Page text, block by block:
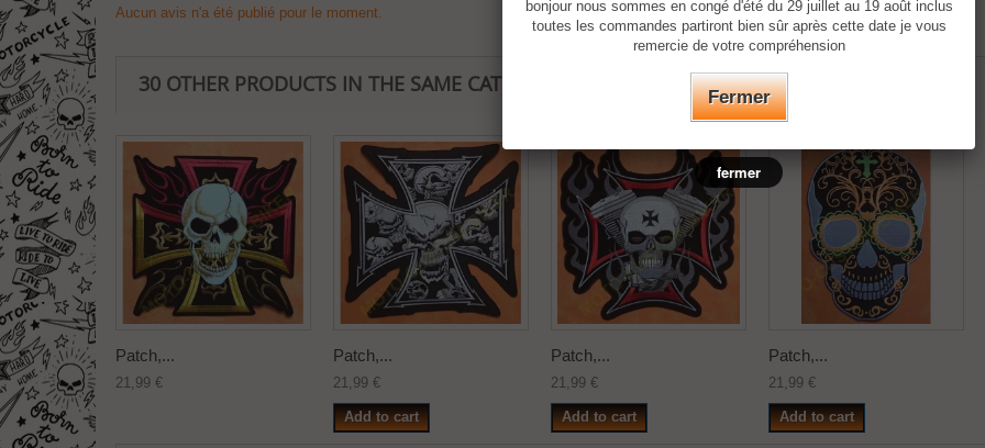
Aucun avis n'a été publié pour le moment.
30 OTHER PRODUCTS IN THE SAME CATEGORY:
Patch,...
21,99 €
Patch,...
21,99 €
Add to cart
Patch,...
21,99 €
Add to cart
Patch,...
21,99 €
Add to cart